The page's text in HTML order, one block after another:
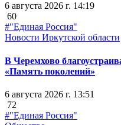
6 августа 2026 г. 14:19
60
#"Единая Россия"
Новости Иркутской области
В Черемхово
«Память поколений»
6 августа 2026 г. 13:51
72
#"Единая Россия"